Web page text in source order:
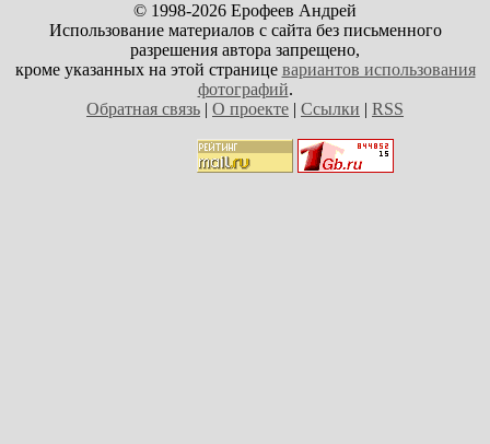
© 1998-2026 Ерофеев Андрей
Использование материалов с сайта без письменного
разрешения автора запрещено,
кроме указанных на этой странице вариантов использования
фотографий.
Обратная связь | О проекте | Ссылки | RSS